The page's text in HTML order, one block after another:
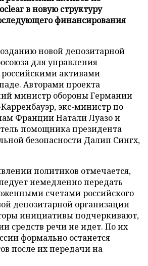
в новую структуру
финансирования
новой депозитарной
для управления
активами
Авторами проекта
министр обороны Германии
экс-министр по
Франции Натали Луазо и
помощника президента
безопасности Далип Сингх,
политиков отмечается,
немедленно передать
счетами российского
депозитарной организации
инициативы подчеркивают,
средств речи не идет. По их
формально останется
после их передачи на